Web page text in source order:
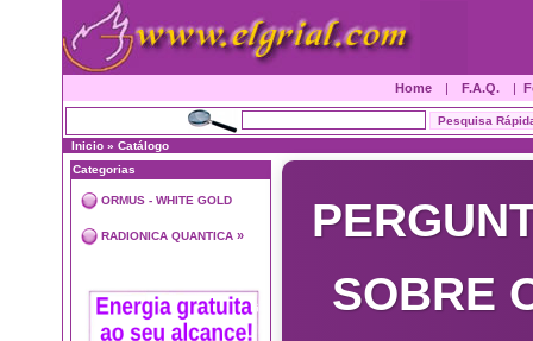
Home | F.A.Q. |
Inicio » Catálogo
Categorias
ORMUS - WHITE GOLD
RADIONICA QUANTICA »
SOBRE